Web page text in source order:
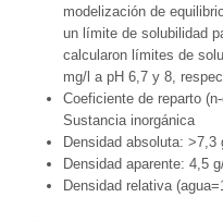
modelización de
un límite de solubilidad
calcularon límites de
mg/l a pH 6,7 y 8,
Coeficiente de reparto
Sustancia inorgánica
Densidad absoluta: >7,3
Densidad aparente: 4,5
Densidad relativa